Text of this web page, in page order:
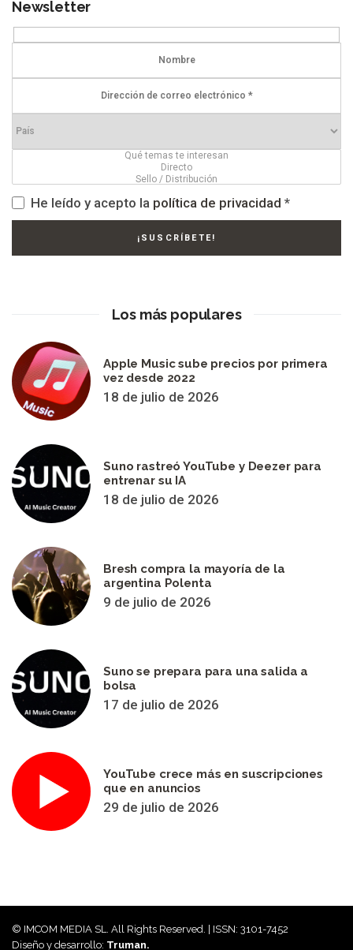
Newsletter
He leído y acepto la política de privacidad *
Los más populares
Apple Music sube precios por primera
vez desde 2022
18 de julio de 2026
Suno rastreó YouTube y Deezer para
entrenar su IA
18 de julio de 2026
Bresh compra la mayoría de la
argentina Polenta
9 de julio de 2026
Suno se prepara para una salida a
bolsa
17 de julio de 2026
YouTube crece más en suscripciones
que en anuncios
29 de julio de 2026
© IMCOM MEDIA SL. All Rights Reserved. | ISSN: 3101-7452
Diseño y desarrollo: Truman.